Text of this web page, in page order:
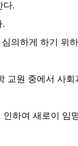
다.
.
의하게 하기 위
교원 중에서 사
인하여 새로이 임